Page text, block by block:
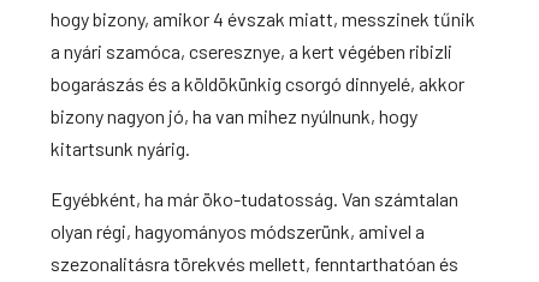
hogy bizony, amikor 4 évszak miatt, messzinek tűnik
a nyári szamóca, cseresznye, a kert végében ribizli
bogarászás és a köldökünkig csorgó dinnyelé, akkor
bizony nagyon jó, ha van mihez nyúlnunk, hogy
kitartsunk nyárig.
Egyébként, ha már öko-tudatosság. Van számtalan
olyan régi, hagyományos módszerünk, amivel a
szezonalitásra törekvés mellett, fenntarthatóan és